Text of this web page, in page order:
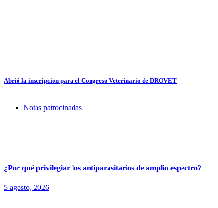
Abrió la inscripción para el Congreso Veterinario de DROVET
Notas patrocinadas
¿Por qué privilegiar los antiparasitarios de amplio espectro?
5 agosto, 2026